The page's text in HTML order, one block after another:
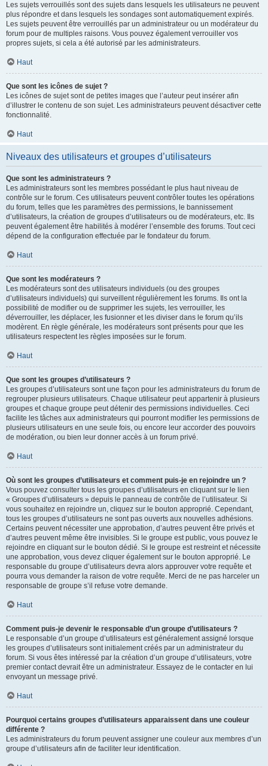
Les sujets verrouillés sont des sujets dans lesquels les utilisateurs ne peuvent
plus répondre et dans lesquels les sondages sont automatiquement expirés.
Les sujets peuvent être verrouillés par un administrateur ou un modérateur du
forum pour de multiples raisons. Vous pouvez également verrouiller vos
propres sujets, si cela a été autorisé par les administrateurs.
Haut
Que sont les icônes de sujet ?
Les icônes de sujet sont de petites images que l’auteur peut insérer afin
d’illustrer le contenu de son sujet. Les administrateurs peuvent désactiver cette
fonctionnalité.
Haut
Niveaux des utilisateurs et groupes d’utilisateurs
Que sont les administrateurs ?
Les administrateurs sont les membres possédant le plus haut niveau de
contrôle sur le forum. Ces utilisateurs peuvent contrôler toutes les opérations
du forum, telles que les paramètres des permissions, le bannissement
d’utilisateurs, la création de groupes d’utilisateurs ou de modérateurs, etc. Ils
peuvent également être habilités à modérer l’ensemble des forums. Tout ceci
dépend de la configuration effectuée par le fondateur du forum.
Haut
Que sont les modérateurs ?
Les modérateurs sont des utilisateurs individuels (ou des groupes
d’utilisateurs individuels) qui surveillent régulièrement les forums. Ils ont la
possibilité de modifier ou de supprimer les sujets, les verrouiller, les
déverrouiller, les déplacer, les fusionner et les diviser dans le forum qu’ils
modèrent. En règle générale, les modérateurs sont présents pour que les
utilisateurs respectent les règles imposées sur le forum.
Haut
Que sont les groupes d’utilisateurs ?
Les groupes d’utilisateurs sont une façon pour les administrateurs du forum de
regrouper plusieurs utilisateurs. Chaque utilisateur peut appartenir à plusieurs
groupes et chaque groupe peut détenir des permissions individuelles. Ceci
facilite les tâches aux administrateurs qui pourront modifier les permissions de
plusieurs utilisateurs en une seule fois, ou encore leur accorder des pouvoirs
de modération, ou bien leur donner accès à un forum privé.
Haut
Où sont les groupes d’utilisateurs et comment puis-je en rejoindre un ?
Vous pouvez consulter tous les groupes d’utilisateurs en cliquant sur le lien
« Groupes d’utilisateurs » depuis le panneau de contrôle de l’utilisateur. Si
vous souhaitez en rejoindre un, cliquez sur le bouton approprié. Cependant,
tous les groupes d’utilisateurs ne sont pas ouverts aux nouvelles adhésions.
Certains peuvent nécessiter une approbation, d’autres peuvent être privés et
d’autres peuvent même être invisibles. Si le groupe est public, vous pouvez le
rejoindre en cliquant sur le bouton dédié. Si le groupe est restreint et nécessite
une approbation, vous devez cliquer également sur le bouton approprié. Le
responsable du groupe d’utilisateurs devra alors approuver votre requête et
pourra vous demander la raison de votre requête. Merci de ne pas harceler un
responsable de groupe s’il refuse votre demande.
Haut
Comment puis-je devenir le responsable d’un groupe d’utilisateurs ?
Le responsable d’un groupe d’utilisateurs est généralement assigné lorsque
les groupes d’utilisateurs sont initialement créés par un administrateur du
forum. Si vous êtes intéressé par la création d’un groupe d’utilisateurs, votre
premier contact devrait être un administrateur. Essayez de le contacter en lui
envoyant un message privé.
Haut
Pourquoi certains groupes d’utilisateurs apparaissent dans une couleur
différente ?
Les administrateurs du forum peuvent assigner une couleur aux membres d’un
groupe d’utilisateurs afin de faciliter leur identification.